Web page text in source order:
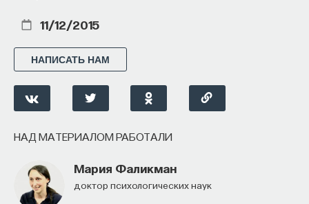
11/12/2015
НАПИСАТЬ НАМ
НАД МАТЕРИАЛОМ РАБОТАЛИ
Мария Фаликман
доктор психологических наук